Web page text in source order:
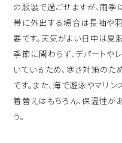
の服装で過ごせますが、雨
帯に外出する場合は長袖や
要です。天気がよい日中は夏
季節に関わらず、デパートや
いているため、寒さ対策の
です。また、海で遊泳やマリ
着替えはもちろん、保温性が
う。